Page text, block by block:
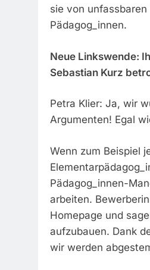
sie von
Pädagog_innen.
Neue Linkswende:
Sebastian Kurz
Petra Klier: Ja, wir
Argumenten! Egal
Wenn zum Beispiel
Pädagog_innen-
arbeiten.
Homepage und
aufzubauen. Dank
wir werden